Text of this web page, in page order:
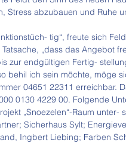
Stress abzubauen und Ruhe
tig“, freute sich
„dass das Angebot
zur endgültigen Fertig-
behil ich sein möchte, möge
04651 22311 erreichbar.
0130 4229 00. Folgende
„Snoezelen“-Raum unter-
Sicherhaus Sylt;
Ingbert Liebing; Farben